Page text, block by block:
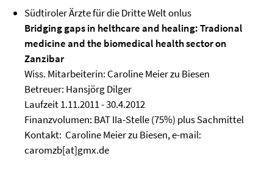
Südtiroler Ärzte für die Dritte Welt onlus
Bridging gaps in helthcare and healing: Tradional
medicine and the biomedical health sector on
Zanzibar
Wiss. Mitarbeiterin: Caroline Meier zu Biesen
Betreuer: Hansjörg Dilger
Laufzeit 1.11.2011 - 30.4.2012
Finanzvolumen: BAT IIa-Stelle (75%) plus Sachmittel
Kontakt: Caroline Meier zu Biesen, e-mail:
caromzb[at]gmx.de